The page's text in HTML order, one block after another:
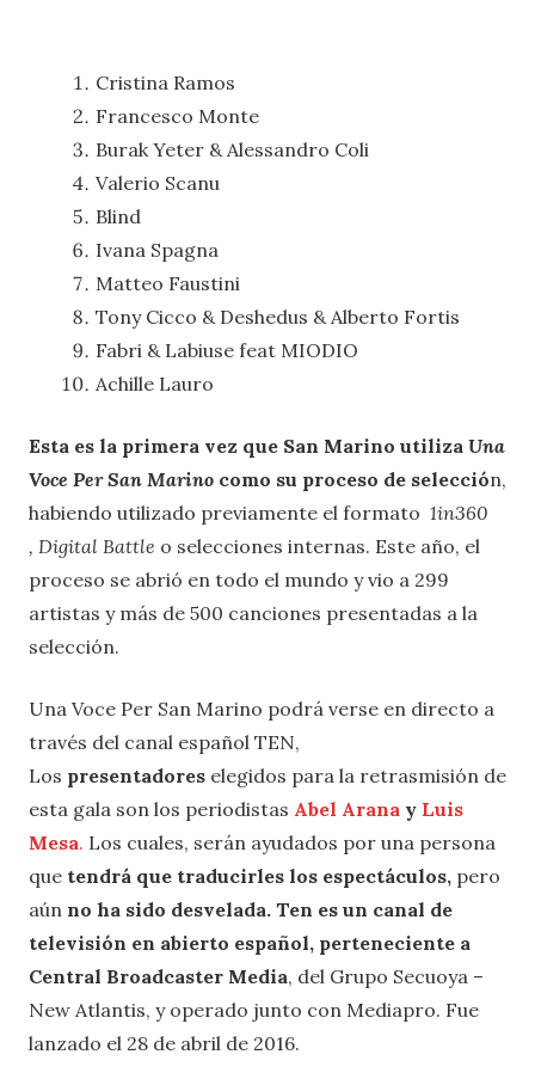
Cristina Ramos
Francesco Monte
Burak Yeter & Alessandro Coli
Valerio Scanu
Blind
Ivana Spagna
Matteo Faustini
Tony Cicco & Deshedus & Alberto Fortis
Fabri & Labiuse feat MIODIO
Achille Lauro
Esta es la primera vez que San Marino utiliza Una
Voce Per San Marino como su proceso de selección,
habiendo utilizado previamente el formato 1in360
, Digital Battle o selecciones internas. Este año, el
proceso se abrió en todo el mundo y vio a 299
artistas y más de 500 canciones presentadas a la
selección.
Una Voce Per San Marino podrá verse en directo a
través del canal español TEN,
Los presentadores elegidos para la retrasmisión de
esta gala son los periodistas Abel Arana y Luis
Mesa. Los cuales, serán ayudados por una persona
que tendrá que traducirles los espectáculos, pero
aún no ha sido desvelada. Ten es un canal de
televisión en abierto español, perteneciente a
Central Broadcaster Media, del Grupo Secuoya –
New Atlantis, y operado junto con Mediapro. Fue
lanzado el 28 de abril de 2016.